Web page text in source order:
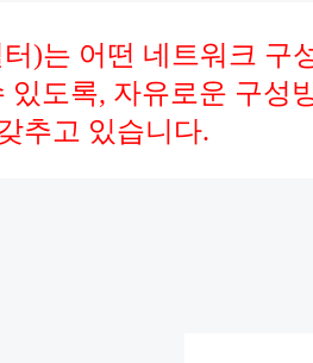
)는 어떤 네트워크 구
있도록, 자유로운 구성
추고 있습니다.